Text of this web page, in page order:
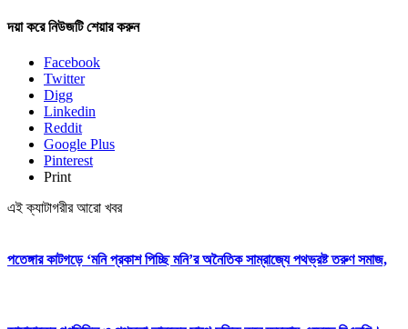
দয়া করে নিউজটি শেয়ার করুন
Facebook
Twitter
Digg
Linkedin
Reddit
Google Plus
Pinterest
Print
এই ক্যাটাগরীর আরো খবর
পতেঙ্গার কাটগড়ে ‘মনি প্রকাশ পিচ্ছি মনি’র অনৈতিক সাম্রাজ্যে পথভ্রষ্ট তরুণ সমাজ,